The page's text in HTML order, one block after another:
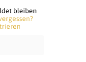
bleiben